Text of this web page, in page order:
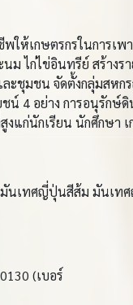
ห้เกษตรกรในการเ
ม ไก่ไข่อินทรีย์ สร้า
ละชุมชน จัดตั้งกลุ่มส
4 อย่าง การอนุรักษ์
แก่นักเรียน นักศึกษา
เทศญี่ปุ่นสีส้ม มันเทศ
(เบอร์